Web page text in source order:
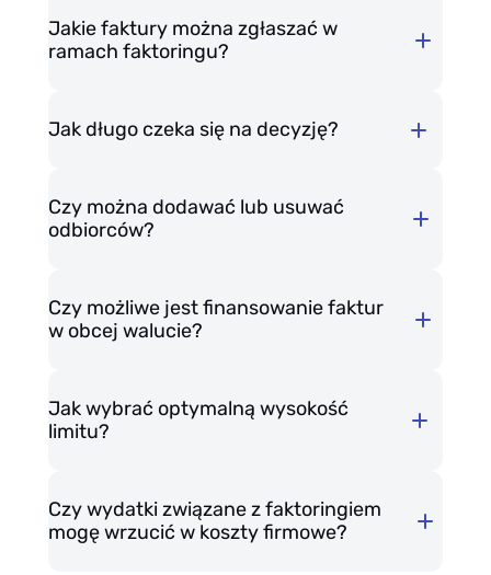
Jeśli posiadasz podpis
e-mailem. Podpisz ją i odeślij na
Jeśli nie masz podpisu– możesz
skorzystać z jednorazowego
z Autenti, potwierdzasz dane i
podpisujesz umowę online, bez
Jakie faktury można zgłaszać w
ramach faktoringu?
Jak długo czeka się na decyzję?
Czy można dodawać lub usuwać
odbiorców?
Czy możliwe jest finansowanie faktur
w obcej walucie?
Jak wybrać optymalną wysokość
limitu?
Czy wydatki związane z faktoringiem
mogę wrzucić w koszty firmowe?